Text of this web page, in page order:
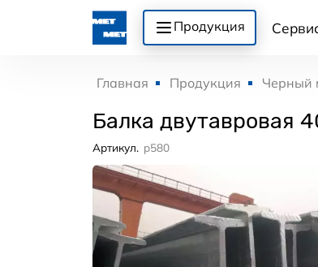
Продукция
Главная Продукция Черный
Балка двутавровая
Артикул. p580